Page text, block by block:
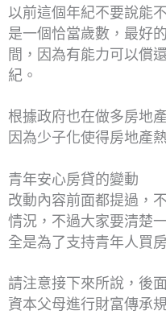
以前這個年紀不要說能
是一個恰當歲數，最好
間，因為有能力可以償
紀。
根據政府也在做多房地
因為少子化使得房地產
青年安心房貸的變動
改動內容前面都提過，
情況，不過大家要清楚
全是為了支持青年人買
請注意接下來所說，後
資本父母進行財富傳承